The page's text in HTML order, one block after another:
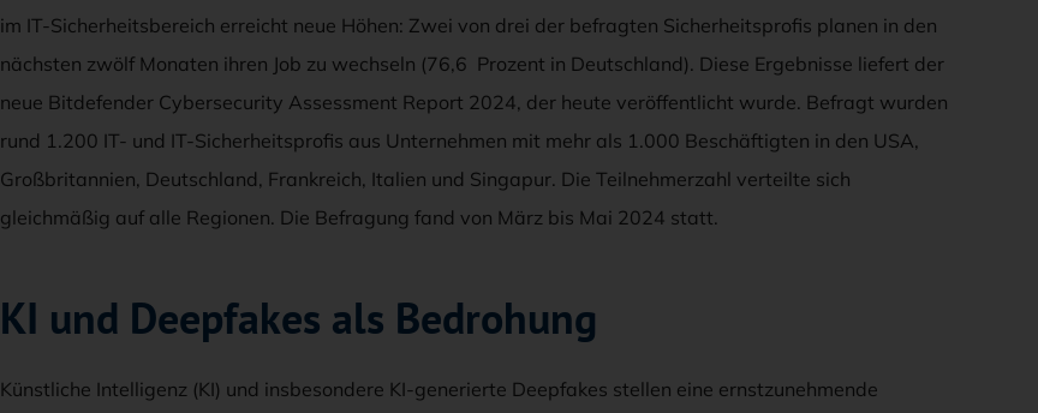
im IT-Sicherheitsbereich erreicht neue Höhen: Zwei von drei der befragten Sicherheitsprofis planen in den
nächsten zwölf Monaten ihren Job zu wechseln (76,6 Prozent in Deutschland). Diese Ergebnisse liefert der
neue Bitdefender Cybersecurity Assessment Report 2024, der heute veröffentlicht wurde. Befragt wurden
rund 1.200 IT- und IT-Sicherheitsprofis aus Unternehmen mit mehr als 1.000 Beschäftigten in den USA,
Großbritannien, Deutschland, Frankreich, Italien und Singapur. Die Teilnehmerzahl verteilte sich
gleichmäßig auf alle Regionen. Die Befragung fand von März bis Mai 2024 statt.
KI und Deepfakes als Bedrohung
Künstliche Intelligenz (KI) und insbesondere KI-generierte Deepfakes stellen eine ernstzunehmende